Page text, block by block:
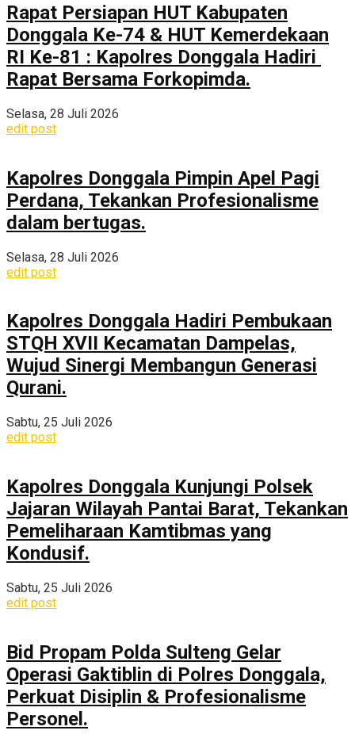
Rapat Persiapan HUT Kabupaten
Donggala Ke-74 & HUT Kemerdekaan
RI Ke-81 : Kapolres Donggala Hadiri
Rapat Bersama Forkopimda.
Selasa, 28 Juli 2026
edit post
Kapolres Donggala Pimpin Apel Pagi
Perdana, Tekankan Profesionalisme
dalam bertugas.
Selasa, 28 Juli 2026
edit post
Kapolres Donggala Hadiri Pembukaan
STQH XVII Kecamatan Dampelas,
Wujud Sinergi Membangun Generasi
Qurani.
Sabtu, 25 Juli 2026
edit post
Kapolres Donggala Kunjungi Polsek
Jajaran Wilayah Pantai Barat, Tekankan
Pemeliharaan Kamtibmas yang
Kondusif.
Sabtu, 25 Juli 2026
edit post
Bid Propam Polda Sulteng Gelar
Operasi Gaktiblin di Polres Donggala,
Perkuat Disiplin & Profesionalisme
Personel.